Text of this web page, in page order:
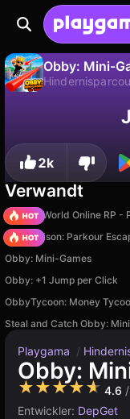
Obby: Mini-
2k
Verwandt
Barry Prison: Parkour
Obby: Mini-Games
Obby: +1 Jump per Click
ObbyTycoon: Money
Steal and Catch Obby:
Playgama /
Obby:
★★★★★ 4.6
Entwickler: DepGet